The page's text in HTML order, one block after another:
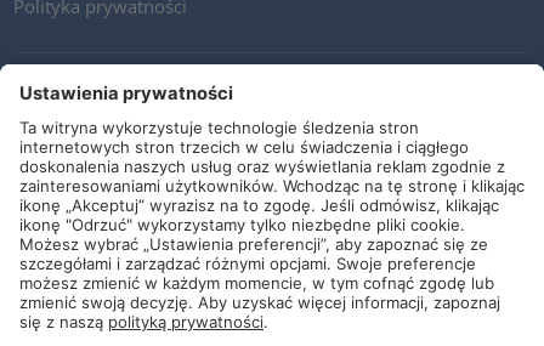
Polityka prywatności
Kontakt
Newsletter
Ogólne warunki i dostawy
Wytyczne i zobowiązania